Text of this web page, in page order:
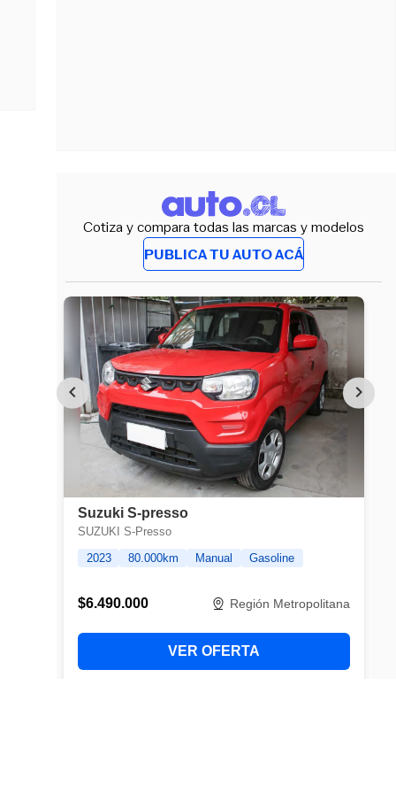
Cotiza y compara todas las marcas y modelos
PUBLICA TU AUTO ACÁ